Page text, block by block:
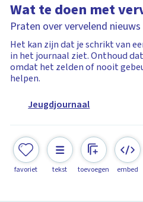
Wat te doen met
Praten over vervelend
Het kan zijn dat je schrikt van
in het journaal ziet. Onthoud
omdat het zelden of nooit
helpen.
Jeugdjournaal
favoriet tekst toevoegen embed